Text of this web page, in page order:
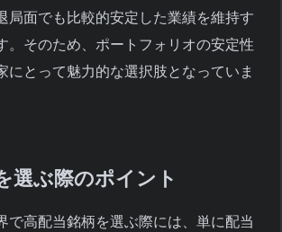
局面でも比較的安定した業績を維持す
。そのため、ポートフォリオの安定性
にとって魅力的な選択肢となっていま
選ぶ際のポイント
で高配当銘柄を選ぶ際には、単に配当